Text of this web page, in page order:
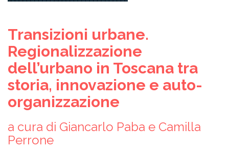
Transizioni urbane.
Regionalizzazione
dell’urbano in Toscana tra
storia, innovazione e auto-
organizzazione
a cura di Giancarlo Paba e Camilla
Perrone